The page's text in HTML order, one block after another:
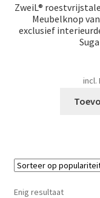
ZweiL®
Meubelknop
exclusief
incl.
Enig resultaat